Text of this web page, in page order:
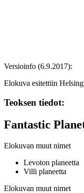
Versioinfo (6.9.2017):
Elokuva esitettiin
Teoksen tiedot:
Fantastic
Elokuvan muut nimet
Levoton planeetta
Villi planeetta
Elokuvan muut nimet